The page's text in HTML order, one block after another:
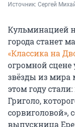
Источник: Сергей
Кульминацией
города станет
«Классика на
огромной сцене
звёзды из мира
этом году
Григоло,
сорвиголовой»,
выпускница